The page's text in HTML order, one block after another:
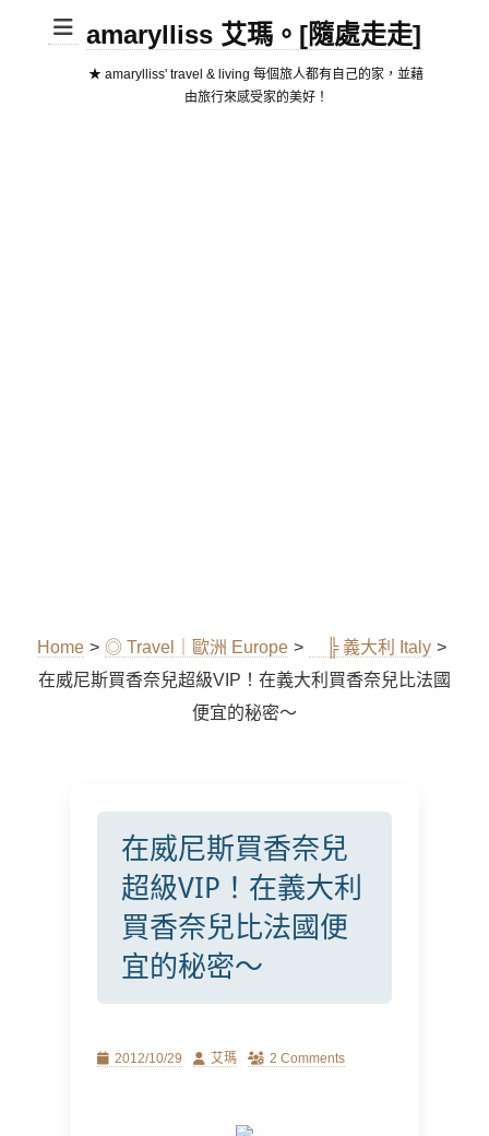
amarylliss 艾瑪。[隨處走走]
★ amarylliss' travel & living 每個旅人都有自己的家，並藉
由旅行來感受家的美好！
Home > ◎ Travel｜歐洲 Europe > ╠ 義大利 Italy >
在威尼斯買香奈兒超級VIP！在義大利買香奈兒比法國
便宜的秘密～
在威尼斯買香奈兒
超級VIP！在義大利
買香奈兒比法國便
宜的秘密～
Posted2012/10/29 Author
艾瑪 2 Comments